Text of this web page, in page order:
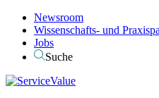
Newsroom
Wissenschafts- und
Jobs
Suche